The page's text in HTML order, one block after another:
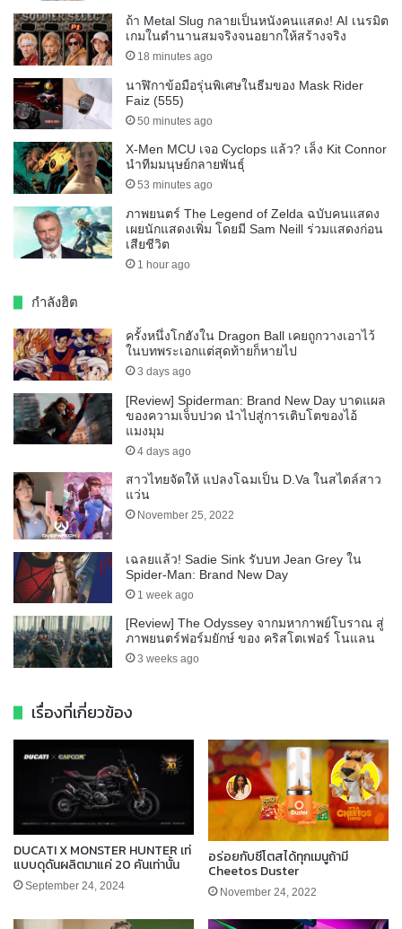
ถ้า Metal Slug กลายเป็นหนังคนแสดง! AI เนรมิต
เกมในตำนานสมจริงจนอยากให้สร้างจริง
18 minutes ago
นาฬิกาข้อมือรุ่นพิเศษในธีมของ Mask Rider
Faiz (555)
50 minutes ago
X-Men MCU เจอ Cyclops แล้ว? เล็ง Kit Connor
นำทีมมนุษย์กลายพันธุ์
53 minutes ago
ภาพยนตร์ The Legend of Zelda ฉบับคนแสดง
เผยนักแสดงเพิ่ม โดยมี Sam Neill ร่วมแสดงก่อน
เสียชีวิต
1 hour ago
กำลังฮิต
ครั้งหนึ่งโกฮังใน Dragon Ball เคยถูกวางเอาไว้
ในบทพระเอกแต่สุดท้ายก็หายไป
3 days ago
[Review] Spiderman: Brand New Day บาดแผล
ของความเจ็บปวด นำไปสู่การเติบโตของไอ้
แมงมุม
4 days ago
สาวไทยจัดให้ แปลงโฉมเป็น D.Va ในสไตล์สาว
แว่น
November 25, 2022
เฉลยแล้ว! Sadie Sink รับบท Jean Grey ใน
Spider-Man: Brand New Day
1 week ago
[Review] The Odyssey จากมหากาพย์โบราณ สู่
ภาพยนตร์ฟอร์มยักษ์ ของ คริสโตเฟอร์ โนแลน
3 weeks ago
เรื่องที่เกี่ยวข้อง
DUCATI X MONSTER HUNTER เท่
แบบดุดันผลิตมาแค่ 20 คันเท่านั้น
September 24, 2024
อร่อยกับซีโตสได้ทุกเมนูถ้ามี
Cheetos Duster
November 24, 2022